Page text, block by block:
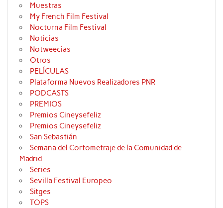
Muestras
My French Film Festival
Nocturna Film Festival
Noticias
Notweecias
Otros
PELÍCULAS
Plataforma Nuevos Realizadores PNR
PODCASTS
PREMIOS
Premios Cineysefeliz
Premios Cineysefeliz
San Sebastián
Semana del Cortometraje de la Comunidad de
Madrid
Series
Sevilla Festival Europeo
Sitges
TOPS